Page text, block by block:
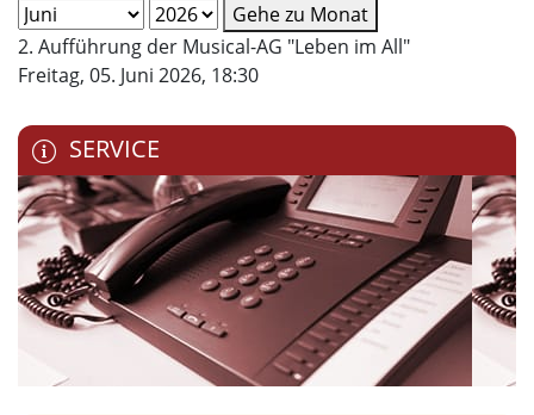
Gehe zu Monat
2. Aufführung der Musical-AG "Leben im All"
Freitag, 05. Juni 2026, 18:30
SERVICE